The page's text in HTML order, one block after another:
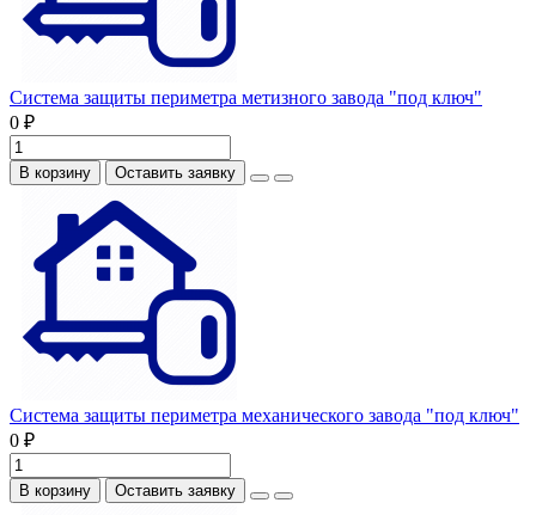
Система защиты периметра метизного завода "под ключ"
0 ₽
В корзину Оставить заявку
Система защиты периметра механического завода "под ключ"
0 ₽
В корзину Оставить заявку